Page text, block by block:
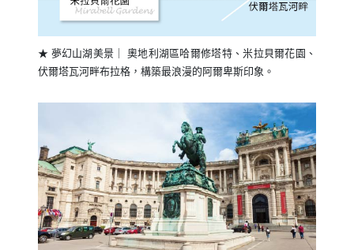
★ 夢幻山湖美景｜ 奧地利湖區哈爾修塔特、米拉貝爾花園、
伏爾塔瓦河畔布拉格，構築最浪漫的阿爾卑斯印象。